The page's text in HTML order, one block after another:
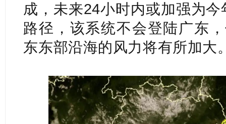
成，未来24小时内或加强为
路径，该系统不会登陆广东
东东部沿海的风力将有所加大